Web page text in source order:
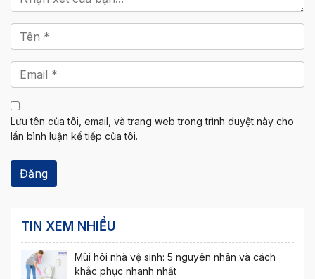
Lưu tên của tôi, email, và trang web trong trình duyệt này cho
lần bình luận kế tiếp của tôi.
TIN XEM NHIỀU
Mùi hôi nhà vệ sinh: 5 nguyên nhân và cách
khắc phục nhanh nhất